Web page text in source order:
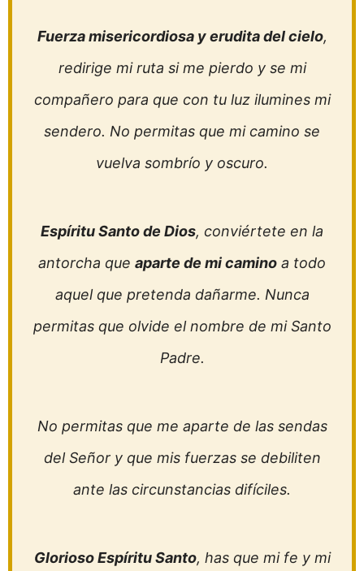
Fuerza misericordiosa y erudita del cielo,
redirige mi ruta si me pierdo y se mi
compañero para que con tu luz ilumines mi
sendero. No permitas que mi camino se
vuelva sombrío y oscuro.
Espíritu Santo de Dios, conviértete en la
antorcha que aparte de mi camino a todo
aquel que pretenda dañarme. Nunca
permitas que olvide el nombre de mi Santo
Padre.
No permitas que me aparte de las sendas
del Señor y que mis fuerzas se debiliten
ante las circunstancias difíciles.
Glorioso Espíritu Santo, has que mi fe y mi